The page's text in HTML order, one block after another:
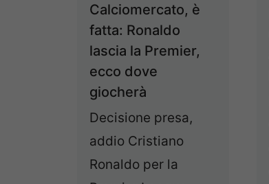
Calciomercato, è
fatta: Ronaldo
lascia la Premier,
ecco dove
giocherà
Decisione presa,
addio Cristiano
Ronaldo per la